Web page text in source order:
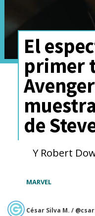
El
primer
de
Y Robert
MARVEL
César Silva M. /